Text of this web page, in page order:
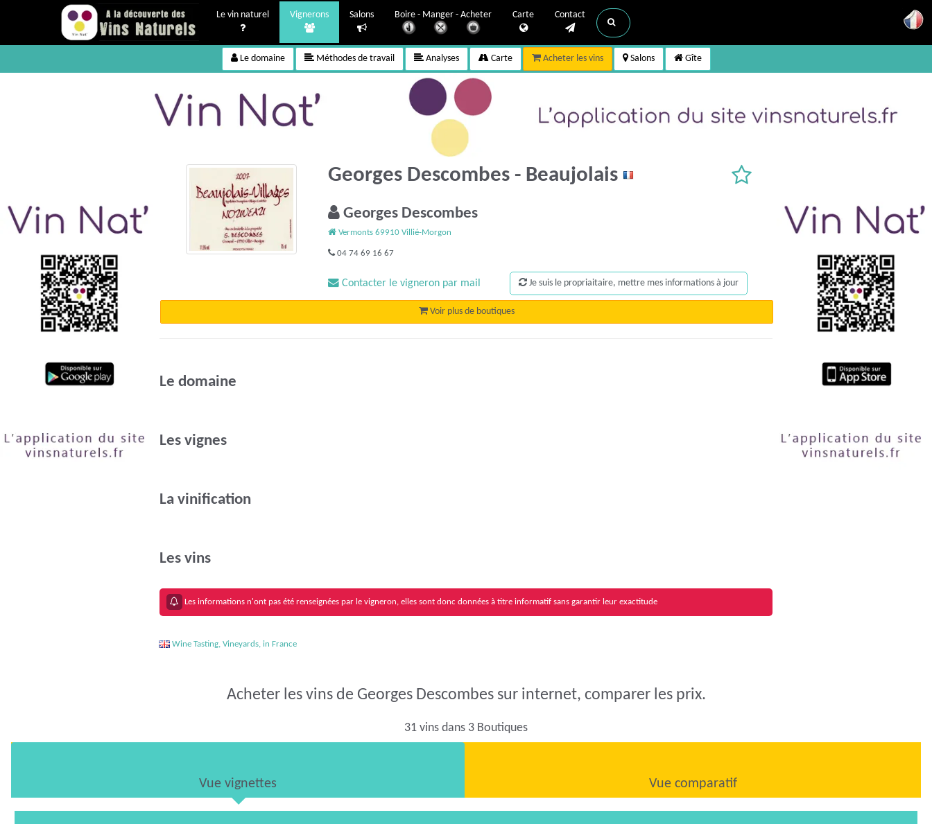
Le vin naturel Vignerons Salons Boire - Manger - Acheter Carte Contact
Le domaine Méthodes de travail Analyses Carte Acheter les vins Salons Gîte
Georges Descombes - Beaujolais
Georges Descombes
Vermonts 69910 Villié-Morgon
04 74 69 16 67
Contacter le vigneron par mail Je suis le propriaitaire, mettre mes informations à jour
Voir plus de boutiques
Le domaine
Les vignes
La vinification
Les vins
Les informations n'ont pas été renseignées par le vigneron, elles sont donc données à titre informatif sans garantir leur exactitude
Wine Tasting, Vineyards, in France
Acheter les vins de Georges Descombes sur internet, comparer les prix.
31 vins dans 3 Boutiques
Vue vignettes Vue comparatif